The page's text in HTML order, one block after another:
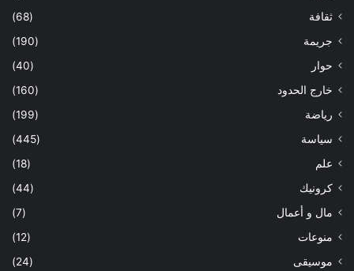
ثقافة
(68)
جريمة
(190)
حوار
(40)
خارج الحدود
(160)
رياضة
(199)
سياسة
(445)
علم
(18)
كرونيك
(44)
مال و أعمال
(7)
منوعات
(12)
موسيقى
(24)